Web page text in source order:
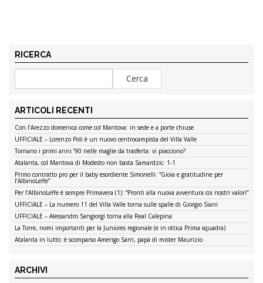
RICERCA
ARTICOLI RECENTI
Con l’Arezzo domenica come col Mantova: in sede e a porte chiuse
UFFICIALE – Lorenzo Poli è un nuovo centrocampista del Villa Valle
Tornano i primi anni ’90 nelle maglie da trasferta: vi piacciono?
Atalanta, col Mantova di Modesto non basta Samardzic: 1-1
Primo contratto pro per il baby esordiente Simonelli: “Gioia e gratitudine per
l’AlbinoLeffe”
Per l’AlbinoLeffe è sempre Primavera (1): “Pronti alla nuova avventura coi nostri valori”
UFFICIALE – La numero 11 del Villa Valle torna sulle spalle di Giorgio Siani
UFFICIALE – Alessandro Sangiorgi torna alla Real Calepina
La Torre, nomi importanti per la Juniores regionale (e in ottica Prima squadra)
Atalanta in lutto: è scomparso Amerigo Sarri, papà di mister Maurizio
ARCHIVI